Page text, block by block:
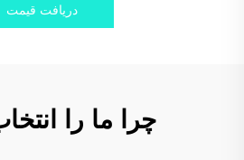
دریافت قیمت
چرا ما را